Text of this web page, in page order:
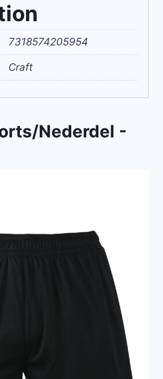
7318574205954
Craft
Nederdel -